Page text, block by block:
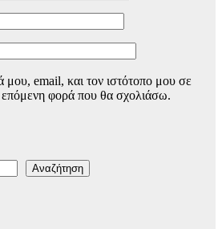
email, και τον ιστότοπο μου σε
επόμενη φορά που θα σχολιάσω.
Αναζήτηση